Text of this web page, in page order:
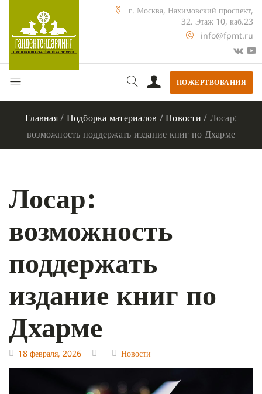
г. Москва, Нахимовский проспект,
32. Этаж 10, каб.23
info@fpmt.ru
ПОЖЕРТВОВАНИЯ
Главная/ Подборка материалов /Новости / Лосар:
возможность поддержать издание книг по Дхарме
Лосар:
возможность
поддержать
издание книг по
Дхарме
18 февраля, 2026 Новости